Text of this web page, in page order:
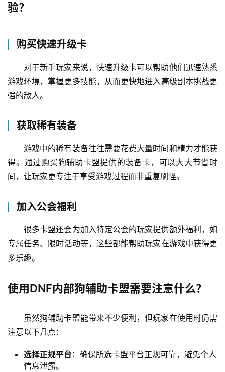
验？
购买快速升级卡
对于新手玩家来说，快速升级卡可以帮助他们迅速熟悉
游戏环境，掌握更多技能，从而更快地进入高级副本挑战更
强的敌人。
获取稀有装备
游戏中的稀有装备往往需要花费大量时间和精力才能获
得。通过购买狗辅助卡盟提供的装备卡，可以大大节省时
间，让玩家更专注于享受游戏过程而非重复刷怪。
加入公会福利
很多卡盟还会为加入特定公会的玩家提供额外福利，如
专属任务、限时活动等，这些都能帮助玩家在游戏中获得更
多乐趣。
使用DNF内部狗辅助卡盟需要注意什么？
虽然狗辅助卡盟能带来不少便利，但玩家在使用时仍需
注意以下几点：
选择正规平台 ：确保所选卡盟平台正规可靠，避免个人
信息泄露。